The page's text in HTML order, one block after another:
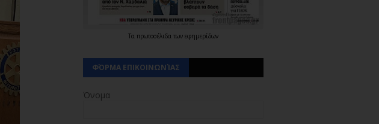
Τα πρωτοσέλιδα των εφημερίδων
ΦΌΡΜΑ ΕΠΙΚΟΙΝΩΝΊΑΣ
Όνομα